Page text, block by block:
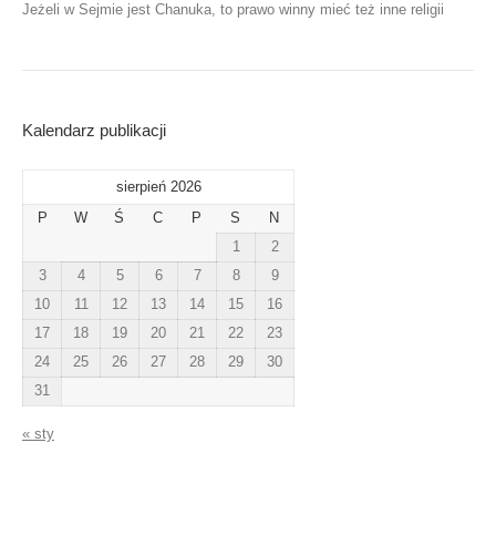
Jeżeli w Sejmie jest Chanuka, to prawo winny mieć też inne religii
Kalendarz publikacji
sierpień 2026
P
W Ś C P S
N
1
2
3
4 5 6 7 8
9
10
11 12 13 14 15
16
17
18 19 20 21 22
23
24
25 26 27 28 29
30
31
« sty